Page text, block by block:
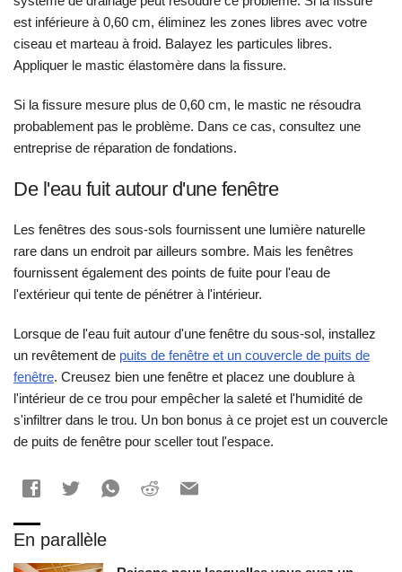
est inférieure à 0,60 cm, éliminez les zones libres avec votre
ciseau et marteau à froid. Balayez les particules libres.
Appliquer le mastic élastomère dans la fissure.
Si la fissure mesure plus de 0,60 cm, le mastic ne résoudra
probablement pas le problème. Dans ce cas, consultez une
entreprise de réparation de fondations.
De l'eau fuit autour d'une fenêtre
Les fenêtres des sous-sols fournissent une lumière naturelle
rare dans un endroit par ailleurs sombre. Mais les fenêtres
fournissent également des points de fuite pour l'eau de
l'extérieur qui tente de pénétrer à l'intérieur.
Lorsque de l'eau fuit autour d'une fenêtre du sous-sol, installez
un revêtement de puits de fenêtre et un couvercle de puits de
fenêtre. Creusez bien une fenêtre et placez une doublure à
l'intérieur de ce trou pour empêcher la saleté et l'humidité de
s'infiltrer dans le trou. Un bon bonus à ce projet est un couvercle
de puits de fenêtre pour sceller tout l'espace.
En parallèle